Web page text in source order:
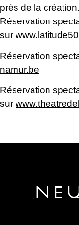
près de la création.
Réservation
sur
Réservation
namur.be
Réservation
sur